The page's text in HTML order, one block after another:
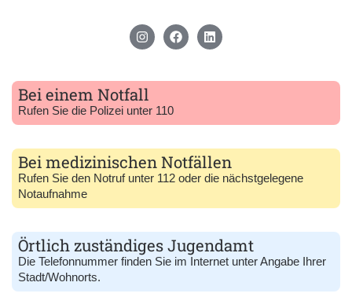
Bei einem Notfall
Rufen Sie die Polizei unter 110
Bei medizinischen Notfällen
Rufen Sie den Notruf unter 112 oder die nächstgelegene
Notaufnahme
Örtlich zuständiges Jugendamt
Die Telefonnummer finden Sie im Internet unter Angabe Ihrer
Stadt/Wohnorts.